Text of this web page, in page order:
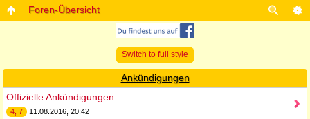
Foren-Übersicht
Switch to full style
Ankündigungen
Offizielle Ankündigungen
4, 7 11.08.2016, 20:42